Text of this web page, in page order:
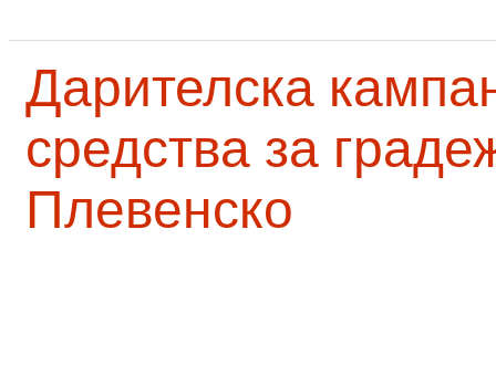
Дарителска
средства за
Плевенско